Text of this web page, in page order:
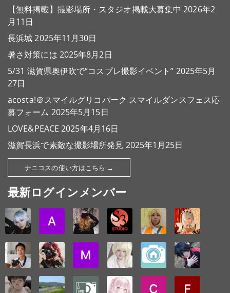
【無料掲載】撮影場所・スタジオ掲載大募集中 2026年2
月11日
長浜城 2025年11月30日
暑さ対策には 2025年8月2日
5/31 滋賀県奥伊吹で“コスプレ撮影イベント” 2025年5月
27日
acosta!＠スマイルグリコパーク スマイルダンスフェス応
募フォーム 2025年5月15日
LOVE&PEACE 2025年4月16日
滋賀長浜で素敵な撮影場所発見 2025年1月25日
ナニコスの使い方はこちら →
最新ログインメンバー